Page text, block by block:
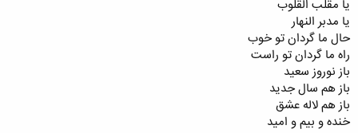
یا مقلب القلوب
یا مدبر النهار
حال ما گردان تو خوب
راه ما گردان تو راست
باز نوروز سعید
باز هم سال جدید
باز هم لاله عشق
خنده و بیم و امید